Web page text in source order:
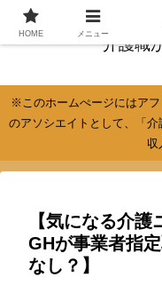
介護職
※このホームぺージにはア
のアソシエイトとして、「
収
【気になる介
GHが事業者指
なし？】
HOME メニュー